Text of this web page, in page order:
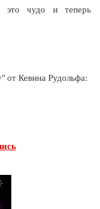
это чудо и теперь
от Кевина Рудольфа: